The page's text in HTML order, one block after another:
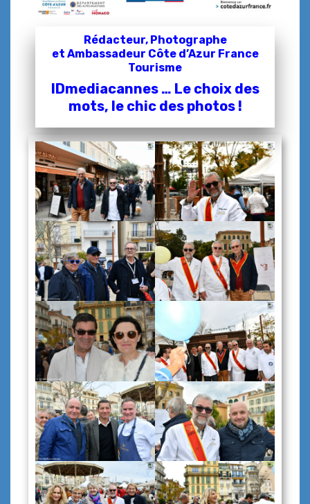
Rédacteur, Photographe
et Ambassadeur Côte d’Azur France
Tourisme
IDmediacannes … Le choix des
mots, le chic des photos !